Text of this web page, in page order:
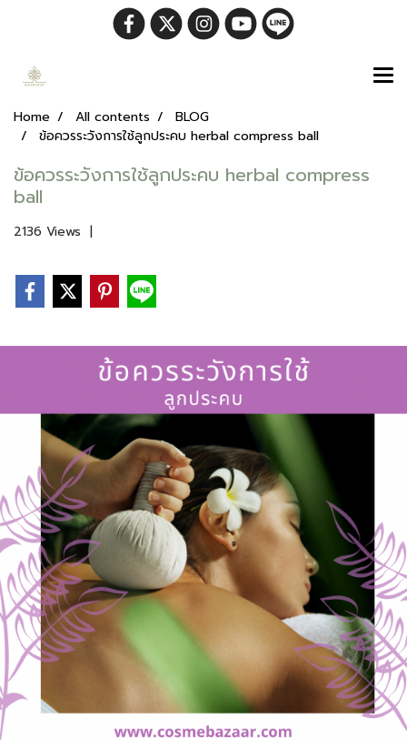
Home All contents
BLOG
ข้อควรระวังการใช้ลูกประคบ herbal compress ball
ข้อควรระวังการใช้ลูกประคบ herbal compress
ball
2136 Views |